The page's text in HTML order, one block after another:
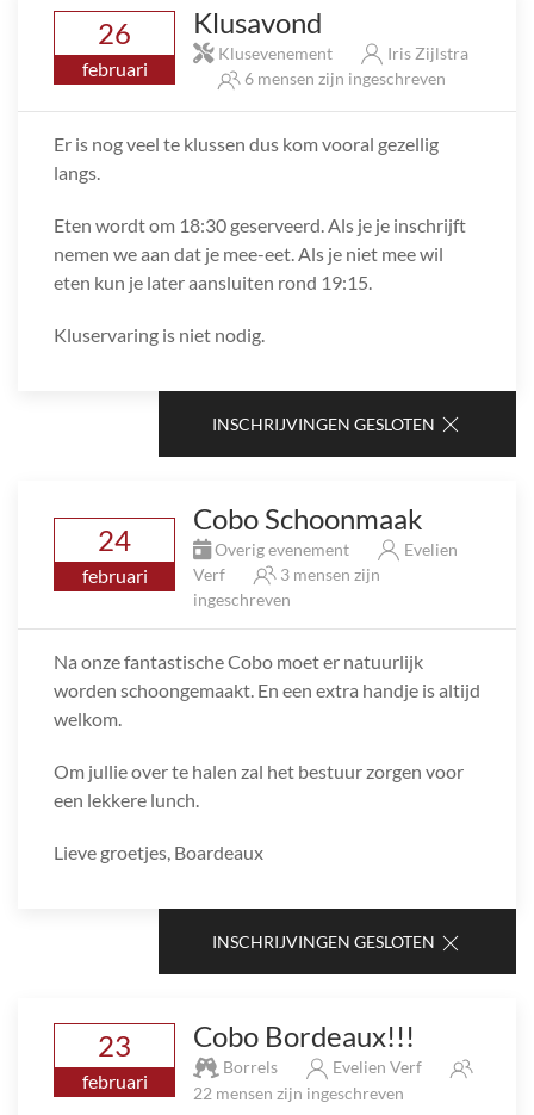
26
februari
Klusavond
Klusevenement
Iris Zijlstra
6 mensen zijn ingeschreven
Er is nog veel te klussen dus kom vooral gezellig
langs.
Eten wordt om 18:30 geserveerd. Als je je inschrijft
nemen we aan dat je mee-eet. Als je niet mee wil
eten kun je later aansluiten rond 19:15.
Kluservaring is niet nodig.
INSCHRIJVINGEN GESLOTEN
24
februari
Cobo Schoonmaak
Overig evenement
Evelien
Verf
3 mensen zijn
ingeschreven
Na onze fantastische Cobo moet er natuurlijk
worden schoongemaakt. En een extra handje is altijd
welkom.
Om jullie over te halen zal het bestuur zorgen voor
een lekkere lunch.
Lieve groetjes, Boardeaux
INSCHRIJVINGEN GESLOTEN
23
februari
Cobo Bordeaux!!!
Borrels
Evelien Verf
22 mensen zijn ingeschreven